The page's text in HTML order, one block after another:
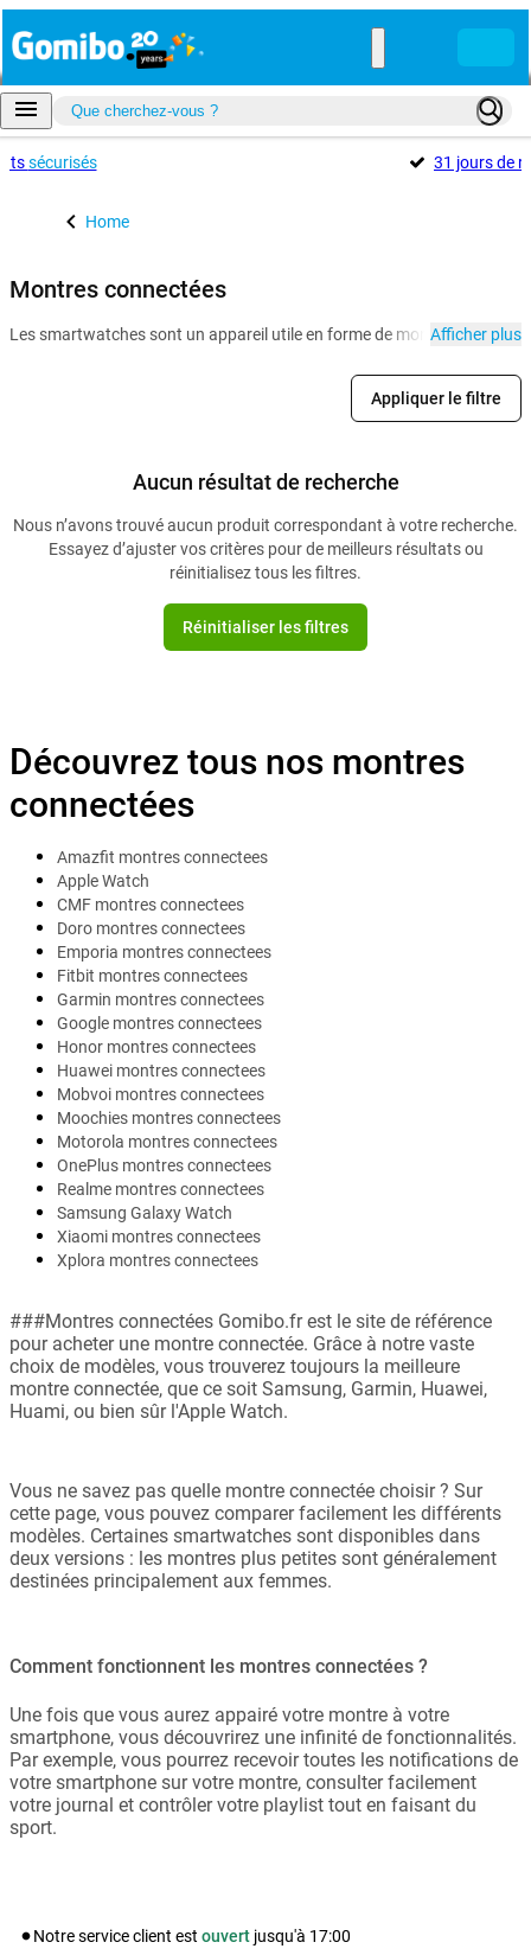
sécurisés 31 jours de
Home
Montres connectées
Les smartwatches sont un appareil utile en forme de montre quiAfficher plus
Appliquer le filtre
Aucun résultat de recherche
Nous n’avons trouvé aucun produit correspondant à votre recherche.
Essayez d’ajuster vos critères pour de meilleurs résultats ou
réinitialisez tous les filtres.
Réinitialiser les filtres
Découvrez tous nos montres
connectées
Amazfit montres connectees
Apple Watch
CMF montres connectees
Doro montres connectees
Emporia montres connectees
Fitbit montres connectees
Garmin montres connectees
Google montres connectees
Honor montres connectees
Huawei montres connectees
Mobvoi montres connectees
Moochies montres connectees
Motorola montres connectees
OnePlus montres connectees
Realme montres connectees
Samsung Galaxy Watch
Xiaomi montres connectees
Xplora montres connectees
###Montres connectées Gomibo.fr est le site de référence
pour acheter une montre connectée. Grâce à notre vaste
choix de modèles, vous trouverez toujours la meilleure
montre connectée, que ce soit Samsung, Garmin, Huawei,
Huami, ou bien sûr l'Apple Watch.
Vous ne savez pas quelle montre connectée choisir ? Sur
cette page, vous pouvez comparer facilement les différents
modèles. Certaines smartwatches sont disponibles dans
deux versions : les montres plus petites sont généralement
destinées principalement aux femmes.
Comment fonctionnent les montres connectées ?
Une fois que vous aurez appairé votre montre à votre
smartphone, vous découvrirez une infinité de fonctionnalités.
Par exemple, vous pourrez recevoir toutes les notifications de
votre smartphone sur votre montre, consulter facilement
votre journal et contrôler votre playlist tout en faisant du
sport.
Notre service client est ouvert jusqu'à 17:00